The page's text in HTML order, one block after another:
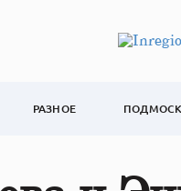
РАЗНОЕ